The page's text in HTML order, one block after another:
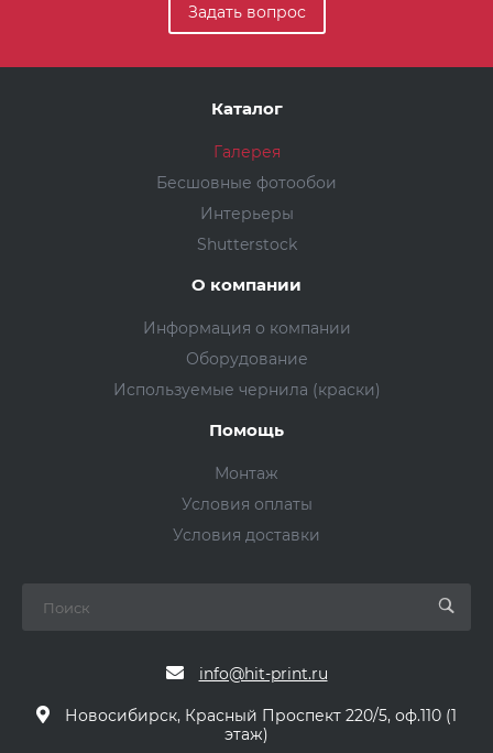
Задать вопрос
Каталог
Галерея
Бесшовные фотообои
Интерьеры
Shutterstock
О компании
Информация о компании
Оборудование
Используемые чернила (краски)
Помощь
Монтаж
Условия оплаты
Условия доставки
info@hit-print.ru
Новосибирск, Красный Проспект 220/5, оф.110 (1
этаж)